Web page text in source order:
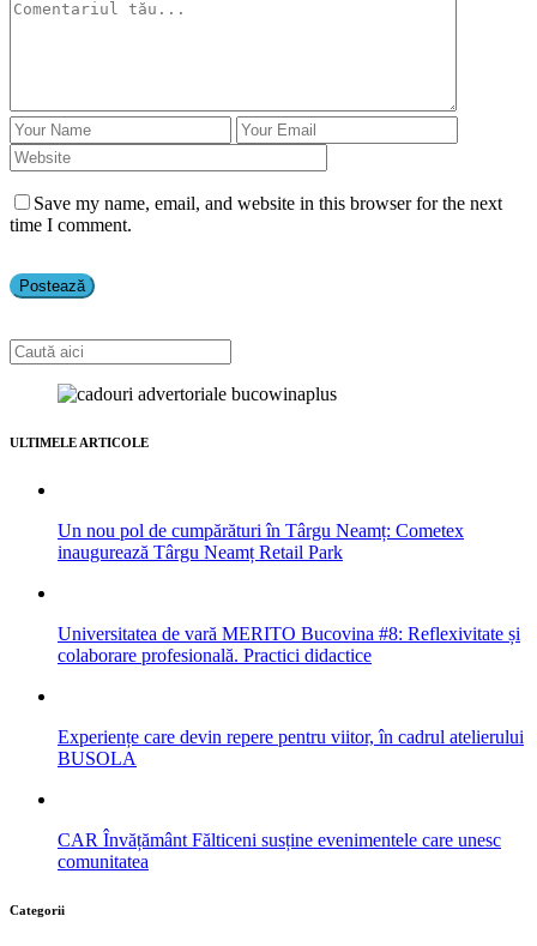
Save my name, email, and website in this browser for the next
time I comment.
ULTIMELE ARTICOLE
Un nou pol de cumpărături în Târgu Neamț: Cometex
inaugurează Târgu Neamț Retail Park
Universitatea de vară MERITO Bucovina #8: Reflexivitate și
colaborare profesională. Practici didactice
Experiențe care devin repere pentru viitor, în cadrul atelierului
BUSOLA
CAR Învățământ Fălticeni susține evenimentele care unesc
comunitatea
Categorii